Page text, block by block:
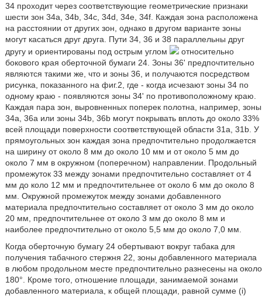
34 проходит через соответствующие геометрические признаки
шести зон 34а, 34b, 34с, 34d, 34е, 34f. Каждая зона расположена
на расстоянии от других зон, однако в другом варианте зоны
могут касаться друг друга. Пути 34, 36 и 38 параллельны друг
другу и ориентированы под острым углом
относительно
бокового края оберточной бумаги 24. Зоны 36' предпочтительно
являются такими же, что и зоны 36, и получаются посредством
рисунка, показанного на фиг.2, где - когда исчезают зоны 34 по
одному краю - появляются зоны 34' по противоположному краю.
Каждая пара зон, выровненных поперек полотна, например, зоны
34а, 36а или зоны 34b, 36b могут покрывать вплоть до около 33%
всей площади поверхности соответствующей области 31а, 31b. У
прямоугольных зон каждая зона предпочтительно продолжается
на ширину от около 8 мм до около 10 мм и от около 5 мм до
около 7 мм в окружном (поперечном) направлении. Продольный
промежуток 33 между зонами предпочтительно составляет от 4
мм до коло 12 мм и предпочтительнее от около 6 мм до около 8
мм. Окружной промежуток между зонами добавленного
материала предпочтительно составляет от около 3 мм до около
20 мм, предпочтительнее от около 3 мм до около 8 мм и
наиболее предпочтительно от около 5,5 мм до около 7,0 мм.
Когда оберточную бумагу 24 обертывают вокруг табака для
получения табачного стержня 22, зоны добавленного материала
в любом продольном месте предпочтительно разнесены на около
180°. Кроме того, отношение площади, занимаемой зонами
добавленного материала, к общей площади, равной сумме (i)